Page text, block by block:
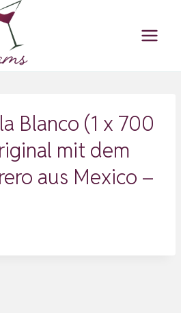
Blanco (1 x 700
mit dem
aus Mexico –